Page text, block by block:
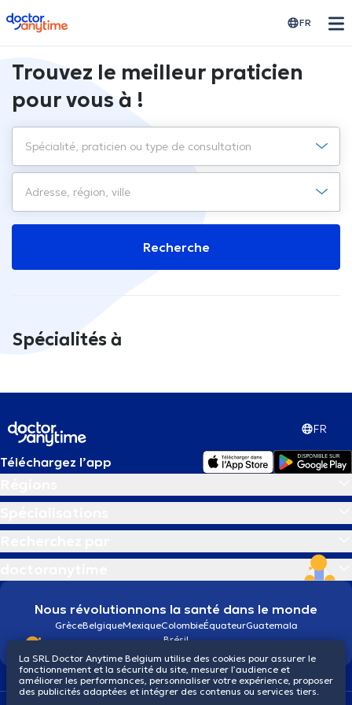
doctoranytime FR
Trouvez le meilleur praticien
pour vous à !
Recherche
Spécialités à
FR
Téléchargez l’app
Nous révolutionnons la santé dans le monde
GrèceBelgiqueMexiqueColombieÉquateurGuatemala
Brésil
La SRL Doctor Anytime Belgium utilise des cookies pour assurer le
fonctionnement et la sécurité du site, mesurer l’audience et
améliorer les performances, personnaliser votre expérience, proposer
des publicités adaptées et intégrer des contenus ou services tiers.